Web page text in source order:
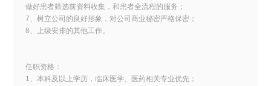
做好患者筛选前资料收集，和患者全流程的服务；
7、树立公司的良好形象，对公司商业秘密严格保密；
8、上级安排的其他工作。
任职资格：
1、本科及以上学历，临床医学、医药相关专业优先；